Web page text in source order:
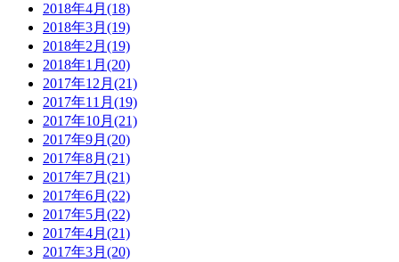
2018年4月(18)
2018年3月(19)
2018年2月(19)
2018年1月(20)
2017年12月(21)
2017年11月(19)
2017年10月(21)
2017年9月(20)
2017年8月(21)
2017年7月(21)
2017年6月(22)
2017年5月(22)
2017年4月(21)
2017年3月(20)